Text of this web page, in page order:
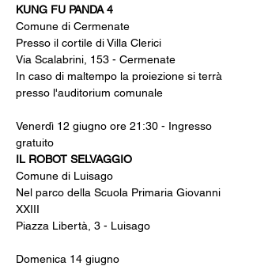
KUNG FU PANDA 4
Comune di Cermenate
Presso il cortile di Villa Clerici
Via Scalabrini, 153 - Cermenate
In caso di maltempo la proiezione si terrà
presso l'auditorium comunale
Venerdì 12 giugno ore 21:30 - Ingresso
gratuito
IL ROBOT SELVAGGIO
Comune di Luisago
Nel parco della Scuola Primaria Giovanni
XXIII
Piazza Libertà, 3 - Luisago
Domenica 14 giugno